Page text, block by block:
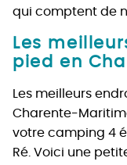
qui comptent de
Les
pied en
Les meilleurs
Charente-
votre camping 4
Ré. Voici une